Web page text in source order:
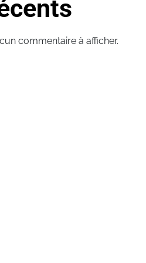
commentaire à afficher.